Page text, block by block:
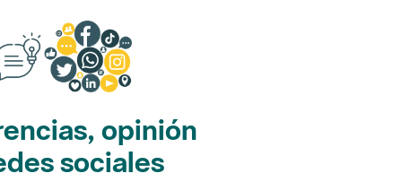
opinión
sociales